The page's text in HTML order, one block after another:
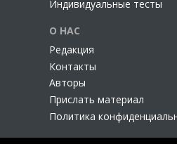
Индивидуальные тесты
О НАС
Редакция
Контакты
Авторы
Прислать материал
Политика